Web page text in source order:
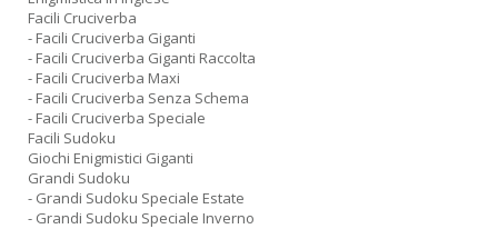
Facili Cruciverba
- Facili Cruciverba Giganti
- Facili Cruciverba Giganti Raccolta
- Facili Cruciverba Maxi
- Facili Cruciverba Senza Schema
- Facili Cruciverba Speciale
Facili Sudoku
Giochi Enigmistici Giganti
Grandi Sudoku
- Grandi Sudoku Speciale Estate
- Grandi Sudoku Speciale Inverno